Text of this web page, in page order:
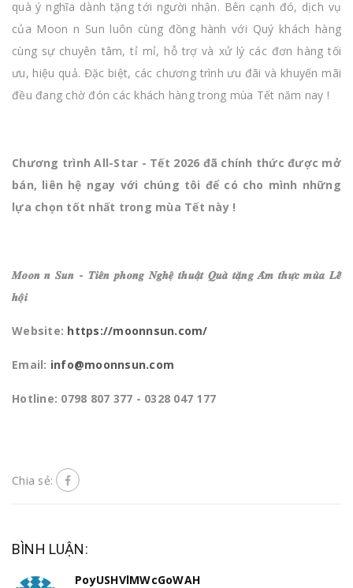
quà ý nghĩa dành tặng tới người nhận. Bên cạnh đó, dịch vụ
của Moon n Sun luôn cùng đồng hành với Quý khách hàng
cùng sự chuyên tâm, tỉ mỉ, hỗ trợ và xử lý các đơn hàng tối
ưu, hiệu quả. Đặc biệt, các chương trình ưu đãi và khuyến mãi
đều đang chờ đón các khách hàng trong mùa Tết năm nay !
Chương trình All-Star - Tết 2026 đã chính thức được mở
bán, liên hệ ngay với chúng tôi để có cho mình những
lựa chọn tốt nhất trong mùa Tết này !
𝑴𝒐𝒐𝒏 𝒏 𝑺𝒖𝒏 - 𝑻𝒊𝒆̂𝒏 𝒑𝒉𝒐𝒏𝒈 𝑵𝒈𝒉𝒆̣̂ 𝒕𝒉𝒖𝒂̣̂𝒕 𝑸𝒖𝒂̀ 𝒕𝒂̣̆𝒏𝒈 𝑨̂̉𝒎 𝒕𝒉𝒖̛̣𝒄 𝒎𝒖̀𝒂 𝑳𝒆̂̃
𝒉𝒐̣̂𝒊
Website: https://moonnsun.com/
Email: info@moonnsun.com
Hotline: 0798 807 377 - 0328 047 177
Chia sẻ:
BÌNH LUẬN:
PoyUSHVlMWcGoWAH